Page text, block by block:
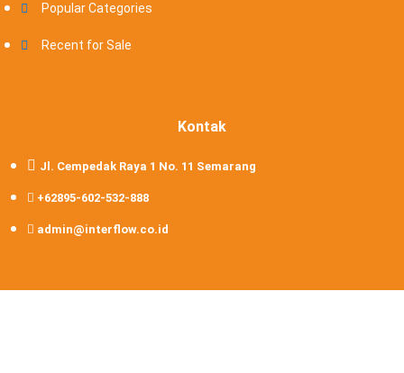
Popular Categories
Recent for Sale
Kontak
Jl. Cempedak Raya 1 No. 11 Semarang
+62895-602-532-888
admin@interflow.co.id